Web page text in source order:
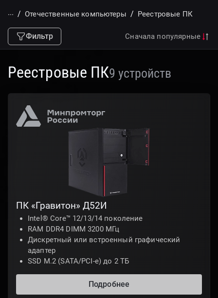
... Отечественные компьютеры Реестровые ПК
Реестровые ПК9 устройств
Фильтр Сначала популярные
ПК «Гравитон» Д52И
Intel® Core™ 12/13/14 поколение
RAM DDR4 DIMM 3200 МГц
Дискретный или встроенный графический
адаптер
SSD M.2 (SATA/PCI-e) до 2 ТБ
Подробнее